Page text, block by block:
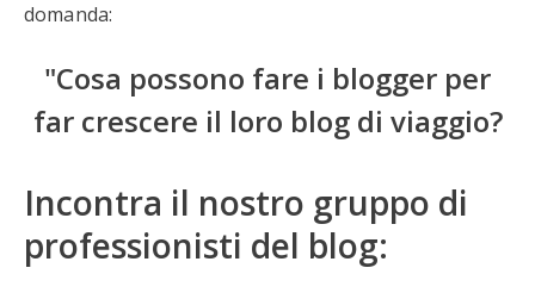
domanda:
"Cosa possono fare i blogger per
far crescere il loro blog di viaggio?
Incontra il nostro gruppo di
professionisti del blog: